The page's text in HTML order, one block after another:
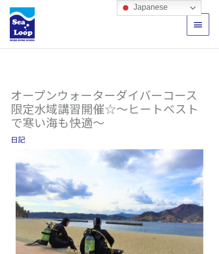
キ
メ
イ
ン
ュ
オープンウォーターダイバーコース
限定水域講習開催☆～ヒートベスト
で寒い海も快適～
日記
Japanese